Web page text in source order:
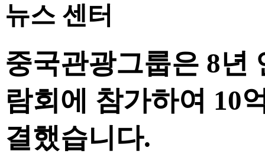
뉴스 센터
중국관광그룹은 8년
람회에 참가하여 10
결했습니다.